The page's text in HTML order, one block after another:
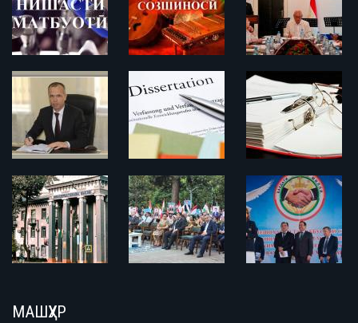
МАШҲУР